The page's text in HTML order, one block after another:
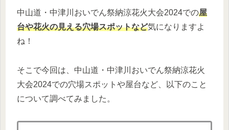
中山道・中津川おいでん祭納涼花火大会2024での屋
台や花火の見える穴場スポットなど気になりますよ
ね！
そこで今回は、中山道・中津川おいでん祭納涼花火
大会2024での穴場スポットや屋台など、以下のこと
について調べてみました。